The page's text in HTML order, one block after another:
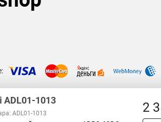
ADL01-1013
ADL01-1013 2